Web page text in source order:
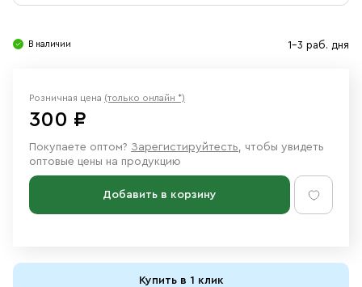
Свечи
Ювелирные изделия
В наличии 1-3 раб. дня
Розничная цена (только онлайн *)
300 ₽
Покупаете оптом? Зарегистируйтесть, чтобы увидеть
оптовые цены на продукцию
Добавить в корзину
Купить в 1 клик